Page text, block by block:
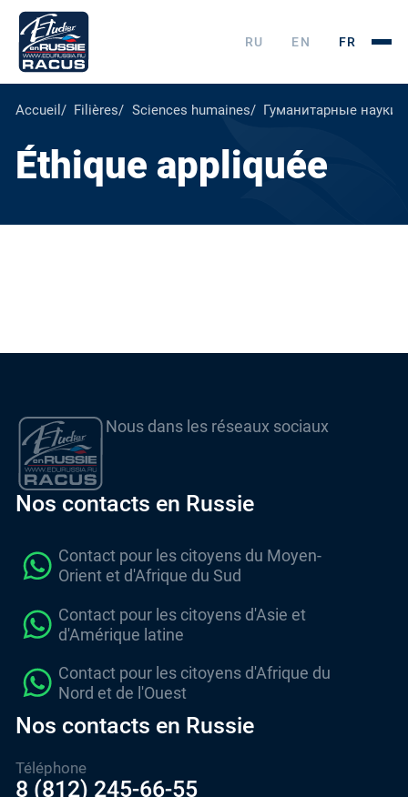
RU EN FR
Accueil Filières Sciences humaines Гуманитарные науки
Éthique appliquée
Nous dans les réseaux sociaux
Nos contacts en Russie
Contact pour les citoyens du Moyen-
Orient et d'Afrique du Sud
Contact pour les citoyens d'Asie et
d'Amérique latine
Contact pour les citoyens d'Afrique du
Nord et de l'Ouest
Nos contacts en Russie
Téléphone
8 (812) 245-66-55